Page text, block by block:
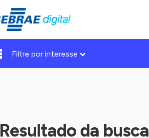
Filtre por interesse
Resultado da busca